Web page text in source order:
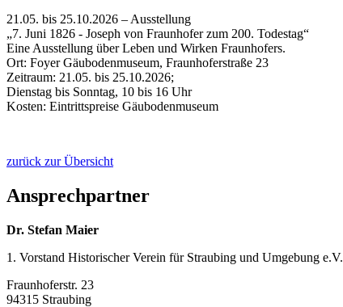
21.05. bis 25.10.2026 – Ausstellung
„7. Juni 1826 - Joseph von Fraunhofer zum 200. Todestag“
Eine Ausstellung über Leben und Wirken Fraunhofers.
Ort: Foyer Gäubodenmuseum, Fraunhoferstraße 23
Zeitraum: 21.05. bis 25.10.2026;
Dienstag bis Sonntag, 10 bis 16 Uhr
Kosten: Eintrittspreise Gäubodenmuseum
zurück zur Übersicht
Ansprechpartner
Dr. Stefan Maier
1. Vorstand Historischer Verein für Straubing und Umgebung e.V.
Fraunhoferstr. 23
94315 Straubing